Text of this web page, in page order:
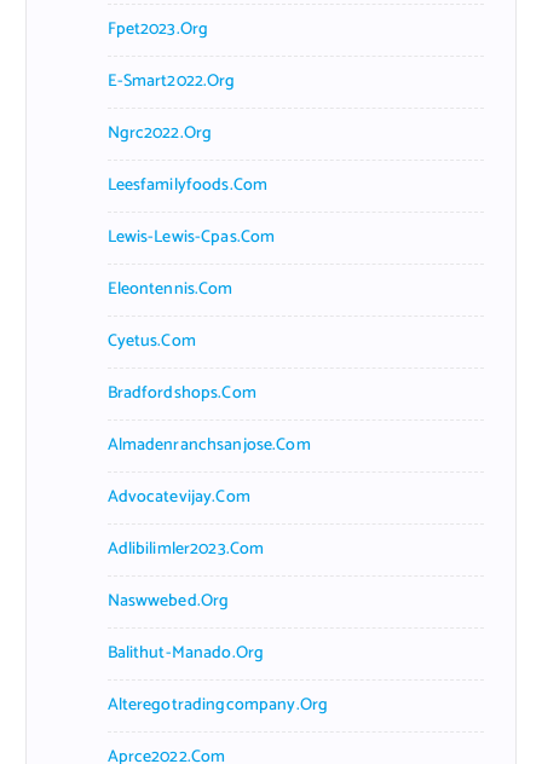
Fpet2023.org
E-Smart2022.org
Ngrc2022.org
Leesfamilyfoods.com
Lewis-Lewis-Cpas.com
Eleontennis.com
Cyetus.com
Bradfordshops.com
Almadenranchsanjose.com
Advocatevijay.com
Adlibilimler2023.com
Naswwebed.org
Balithut-Manado.org
Alteregotradingcompany.org
Aprce2022.com